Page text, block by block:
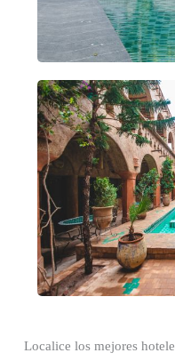
Localice los mejores